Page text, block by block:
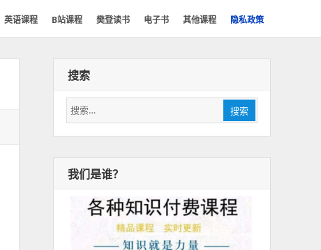
英语课程 B站课程 樊登读书 电子书 其他课程 隐私政策
搜索
搜
索：
搜索
我们是谁？